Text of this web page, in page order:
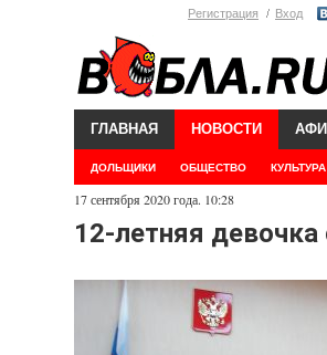
Регистрация Вход
ГЛАВНАЯ НОВОСТИ
ДОЛЬЩИКИ ОБЩЕСТВО КУЛЬТУРА
17 сентября 2020 года. 10:28
12-летняя девочка